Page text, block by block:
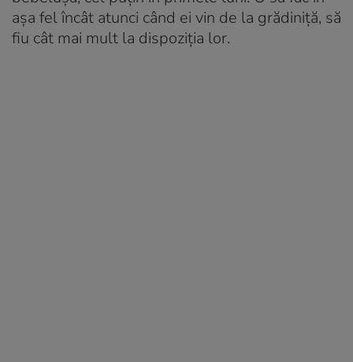
așa fel încât atunci când ei vin de la grădiniță, să
fiu cât mai mult la dispoziția lor.